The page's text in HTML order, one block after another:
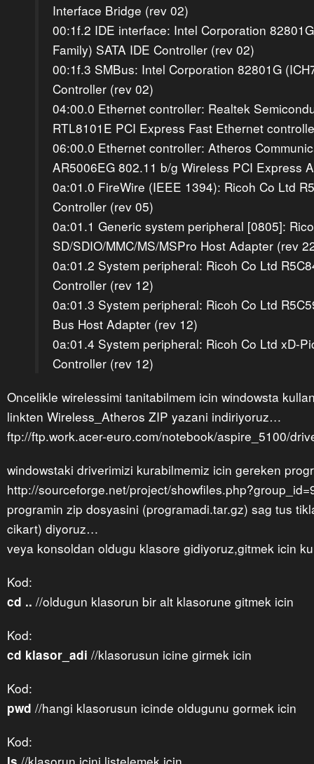
Interface Bridge (rev 02)
00:1f.2 IDE interface: Intel Corporation
Family) SATA IDE Controller (rev 02)
00:1f.3 SMBus: Intel Corporation 82801G
Controller (rev 02)
04:00.0 Ethernet controller: Realtek
RTL8101E PCI Express Fast Ethernet
06:00.0 Ethernet controller: Atheros
AR5006EG 802.11 b/g Wireless PCI Express
0a:01.0 FireWire (IEEE 1394): Ricoh Co Ltd
Controller (rev 05)
0a:01.1 Generic system peripheral [0805]:
SD/SDIO/MMC/MS/MSPro Host Adapter (rev
0a:01.2 System peripheral: Ricoh Co Ltd
Controller (rev 12)
0a:01.3 System peripheral: Ricoh Co Ltd
Bus Host Adapter (rev 12)
0a:01.4 System peripheral: Ricoh Co Ltd xD-
Controller (rev 12)
Oncelikle wirelessimi tanitabilmem icin windowsta
linkten Wireless_Atheros ZIP yazani indiriyoruz…
ftp://ftp.work.acer-euro.com/notebook/aspire_5100/
windowstaki driverimizi kurabilmemiz icin gereken
http://sourceforge.net/project/
programin zip dosyasini (programadi.tar.gz) sag tus
cikart) diyoruz…
veya konsoldan oldugu klasore gidiyoruz,gitmek icin
Kod:
cd .. //oldugun klasorun bir alt klasorune gitmek icin
Kod:
cd klasor_adi //klasorusun icine girmek icin
Kod:
pwd //hangi klasorusun icinde oldugunu gormek icin
Kod: